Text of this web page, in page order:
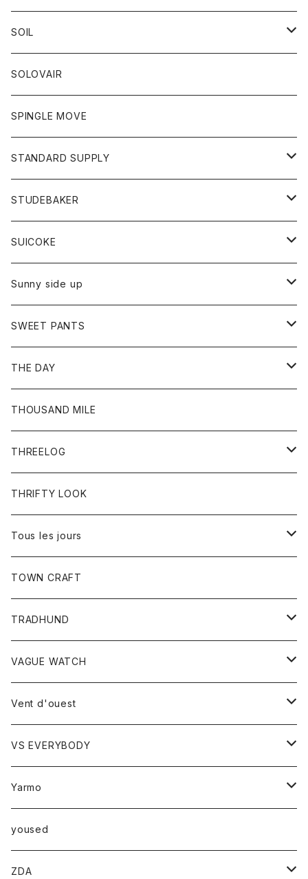
ボトム
ワンピース
トップス
Tシャツ
トレーナー
ボトム
ショートパンツ
スカート
レディース
スカート
Tシャツ
アクセサリー
バック
カーディガン
コート
グッズ
ネクタイ
グローブ
アクセサリー
トップス
カットソー
カーディガン
ボトム
ショートパンツ
パンツ
レディース
カットソー
カーディガン
ワンピース
コート
ボトム
ジーンズ
チノパン
トップス
ポロシャツ
ベスト
靴
SOIL
靴
ワンピース
トップス
カットソー
ボトム
パンツ
オーバーオール
SOLOVAIR
SPINGLE MOVE
STANDARD SUPPLY
財布
バッグ
STUDEBAKER
アクセサリー
ブレスレット
リング
SUICOKE
ブーツ
サンダル
Sunny side up
アウター
Ｇジャン
ボトム
ジーンズ
SWEET PANTS
ボトム
ショートパンツ
THE DAY
トップス
Tシャツ
THOUSAND MILE
THREELOG
トップス
Tシャツ
THRIFTY LOOK
Tous les jours
トップス
レディース
カットソー
TOWN CRAFT
TRADHUND
セーター
ベスト
VAGUE WATCH
時計
Vent d'ouest
ボトム
スカート
トップス
ベスト
VS EVERYBODY
トップス
Ｔシャツ
Yarmo
アウター
コート
小物
yoused
ZDA